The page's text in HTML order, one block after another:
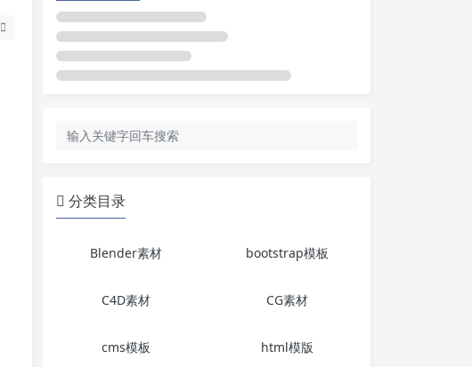
分类目录
Blender素材 bootstrap模板
C4D素材 CG素材
cms模板 html模版